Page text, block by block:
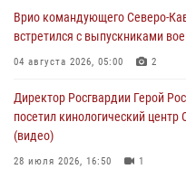
08 августа 2026, 07:00
Военнослужащие Софринской
дорогой к Победе в СВО»
Врио командующего Северо-
встретился с выпускниками
04 августа 2026, 05:00 2
Директор Росгвардии Герой
посетил кинологический
(видео)
28 июля 2026, 16:50 1